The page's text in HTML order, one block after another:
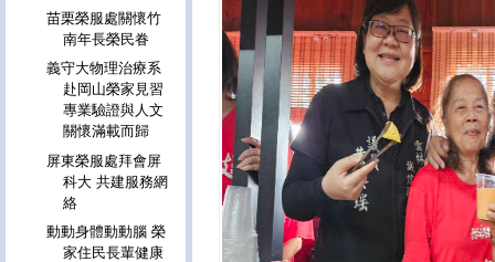
苗栗榮服處關懷竹
南年長榮民眷
義守大物理治療系
赴岡山榮家見習
專業驗證與人文
關懷滿載而歸
屏東榮服處拜會屏
科大 共建服務網
絡
動動身體動動腦 榮
家住民長輩健康